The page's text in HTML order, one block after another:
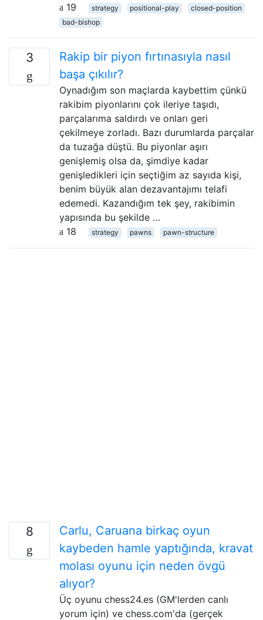
19
strategy positional-play
closed-position
bad-bishop
3
Rakip bir piyon fırtınasıyla nasıl
başa çıkılır?
Oynadığım son maçlarda kaybettim çünkü
rakibim piyonlarını çok ileriye taşıdı,
parçalarıma saldırdı ve onları geri
çekilmeye zorladı. Bazı durumlarda parçalar
da tuzağa düştü. Bu piyonlar aşırı
genişlemiş olsa da, şimdiye kadar
genişledikleri için seçtiğim az sayıda kişi,
benim büyük alan dezavantajımı telafi
edemedi. Kazandığım tek şey, rakibimin
yapısında bu şekilde …
18
strategy pawns pawn-structure
8
Carlu, Caruana birkaç oyun
kaybeden hamle yaptığında, kravat
molası oyunu için neden övgü
alıyor?
Üç oyunu chess24.es (GM'lerden canlı
yorum için) ve chess.com'da (gerçek